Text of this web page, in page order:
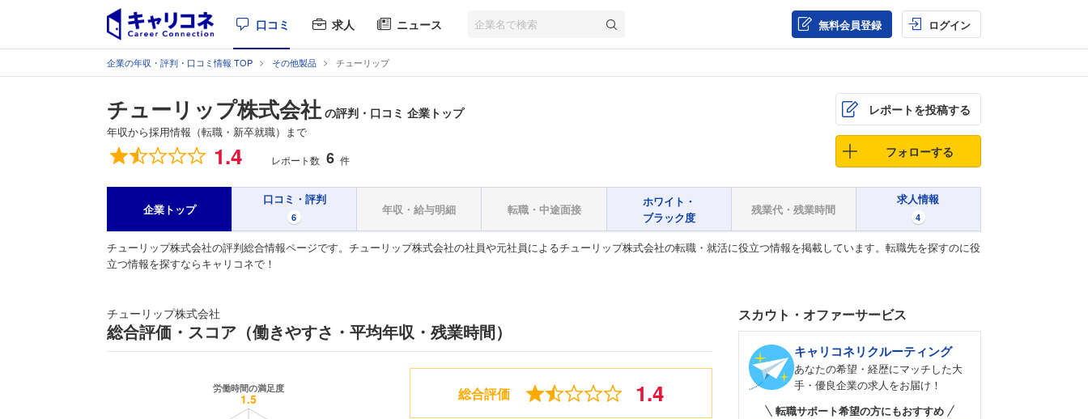
口コミ 求人 ニュース 無料会員登録 ログイン
企業の年収・評判・口コミ情報 TOP その他製品 チューリップ
チューリップ株式会社 の評判・口コミ 企業トップ
年収から採用情報（転職・新卒就職）まで
総合評価 1.4 レポート数 6 件
レポートを投稿する
フォローする
企業トップ
口コミ・評判
6
年収・給与明細 転職・中途面接
ホワイト・
ブラック度
残業代・残業時間
求人情報
4
チューリップ株式会社の評判総合情報ページです。チューリップ株式会社の社員や元社員によるチューリップ株式会社の転職・就活に役立つ情報を掲載しています。転職先を探すのに役
立つ情報を探すならキャリコネで！
チューリップ株式会社
総合評価・スコア（働きやすさ・平均年収・残業時間）
総合評価 1.4
スカウト・オファーサービス
キャリコネリクルーティング
あなたの希望・経歴にマッチした大
手・優良企業の求人をお届け！
転職サポート希望の方にもおすすめ